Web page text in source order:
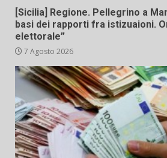
[Sicilia] Regione. Pellegrino a
basi dei rapporti fra istizuaioni.
elettorale”
7 Agosto 2026